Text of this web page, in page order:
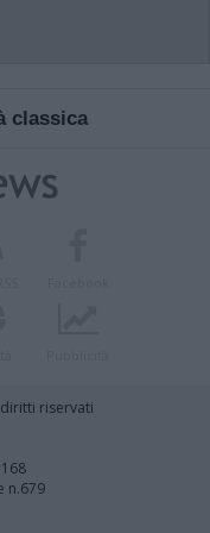
classica
riservati
n.679